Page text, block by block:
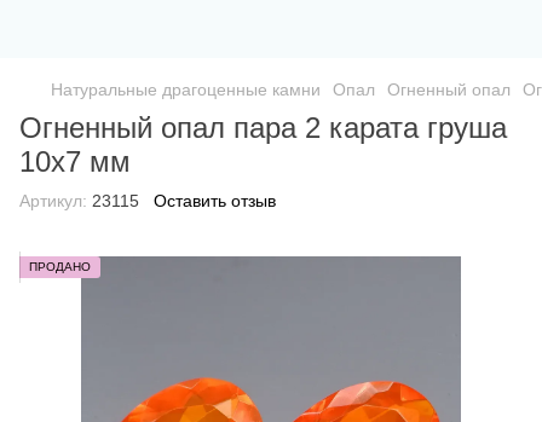
Натуральные драгоценные камни Опал Огненный опал
Огненный опал пара 2 карата груша
10х7 мм
Артикул: 23115 Оставить отзыв
ПРОДАНО